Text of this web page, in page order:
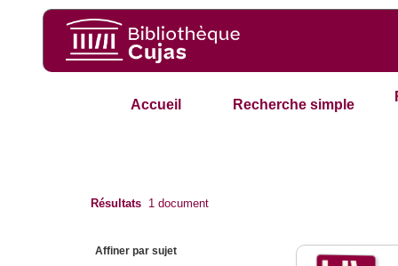
Accueil Recherche simple
Résultats 1 document
Affiner par sujet